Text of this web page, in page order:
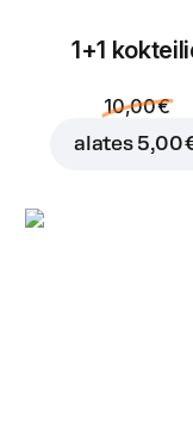
1+1
10,00 €
alates 5,00